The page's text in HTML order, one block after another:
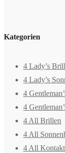
Kategorien
4 Lady’s
4 Lady’s
4
4
4 All Brillen
4 All
4 All